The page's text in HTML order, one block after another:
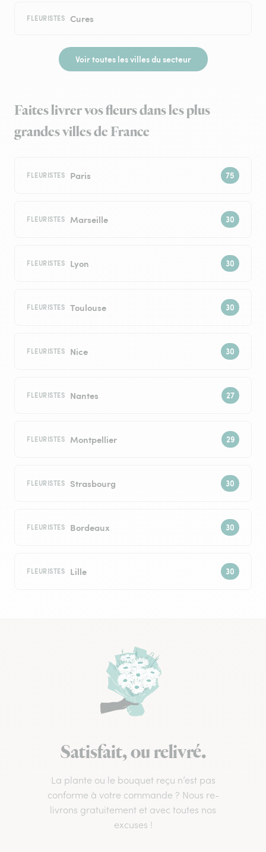
FLEURISTES Cures
Voir toutes les villes du secteur
Faites livrer vos fleurs dans les plus
grandes villes de France
FLEURISTES Paris
FLEURISTES Marseille
FLEURISTES Lyon
FLEURISTES Toulouse
FLEURISTES Nice
FLEURISTES Nantes
FLEURISTES Montpellier
FLEURISTES Strasbourg
FLEURISTES Bordeaux
FLEURISTES Lille
Satisfait, ou relivré.
La plante ou le bouquet reçu n’est pas
conforme à votre commande ? Nous re-
livrons gratuitement et avec toutes nos
excuses !